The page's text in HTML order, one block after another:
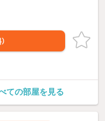
ての部屋を見る